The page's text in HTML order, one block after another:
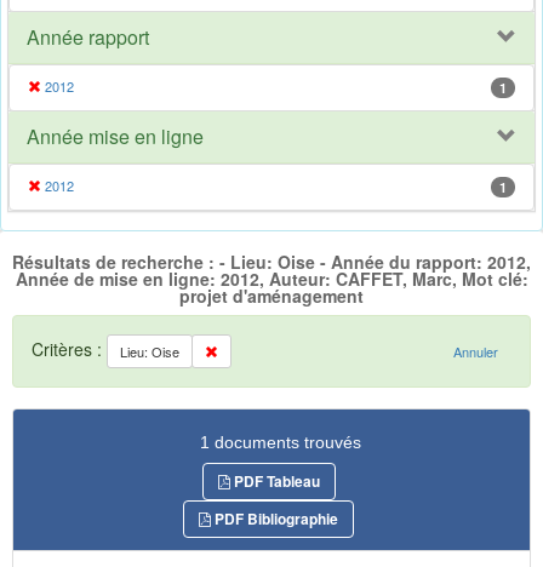
Année rapport
2012 1
Année mise en ligne
2012 1
Résultats de recherche : - Lieu: Oise - Année du rapport: 2012,
Année de mise en ligne: 2012, Auteur: CAFFET, Marc, Mot clé:
projet d'aménagement
Critères : Lieu: Oise Annuler
1 documents trouvés
PDF Tableau
PDF Bibliographie